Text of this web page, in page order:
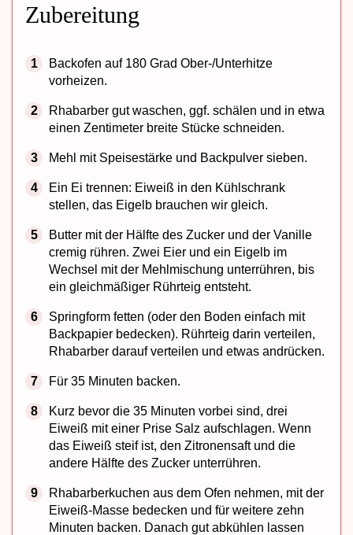
Zubereitung
Backofen auf 180 Grad Ober-/Unterhitze
vorheizen.
Rhabarber gut waschen, ggf. schälen und in etwa
einen Zentimeter breite Stücke schneiden.
Mehl mit Speisestärke und Backpulver sieben.
Ein Ei trennen: Eiweiß in den Kühlschrank
stellen, das Eigelb brauchen wir gleich.
Butter mit der Hälfte des Zucker und der Vanille
cremig rühren. Zwei Eier und ein Eigelb im
Wechsel mit der Mehlmischung unterrühren, bis
ein gleichmäßiger Rührteig entsteht.
Springform fetten (oder den Boden einfach mit
Backpapier bedecken). Rührteig darin verteilen,
Rhabarber darauf verteilen und etwas andrücken.
Für 35 Minuten backen.
Kurz bevor die 35 Minuten vorbei sind, drei
Eiweiß mit einer Prise Salz aufschlagen. Wenn
das Eiweiß steif ist, den Zitronensaft und die
andere Hälfte des Zucker unterrühren.
Rhabarberkuchen aus dem Ofen nehmen, mit der
Eiweiß-Masse bedecken und für weitere zehn
Minuten backen. Danach gut abkühlen lassen